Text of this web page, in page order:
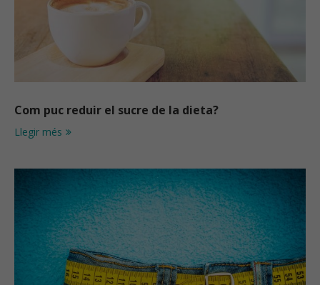
Com puc reduir el sucre de la dieta?
Llegir més